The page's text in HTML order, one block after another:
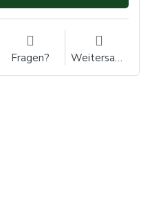
Fragen? Weitersagen